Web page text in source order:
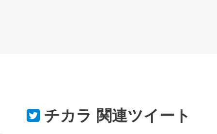
チカラ 関連ツイート